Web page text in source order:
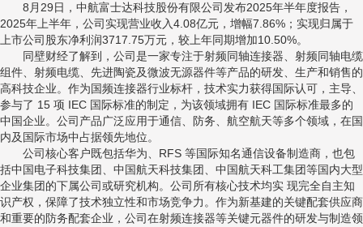
8月29日，中航富士达科技股份有限公司发布2025年半年度报告，
2025年上半年，公司实现营业收入4.08亿元，增幅7.86%；实现归属于
上市公司股东净利润3717.75万元，较上年同期增加10.50%。
同壁财经了解到，公司是一家专注于射频同轴连接器、射频同轴电缆
组件、射频电缆、先进陶瓷及微波无源器件等产品的研发、生产和销售的
高科技企业。作为国频连接器行业标杆，技术实力获得国际认可，主导、
参与了 15 项 IEC 国际标准的制定，为该领域拥有 IEC 国际标准最多的
中国企业。公司产品广泛应用于通信、防务、航空航天等多个领域，在国
内及国际市场中占据领先地位。
公司核心客户既包括华为、RFS 等国际知名通信设备制造商，也包
括中国电子科技集团、中国航天科技集团、中国航天科工集团等国内大型
企业集团的下属公司或研究机构。公司所有核心技术均实 现完全自主知
识产权，保障了技术独立性和市场竞争力。作为新基建的关键配套供应商
和重要的防务配套企业，公司在射频连接器等关键元器件的研发与制造领